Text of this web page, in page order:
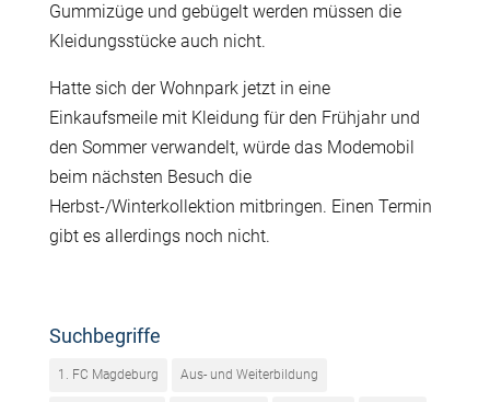
Gummizüge und gebügelt werden müssen die
Kleidungsstücke auch nicht.
Hatte sich der Wohnpark jetzt in eine
Einkaufsmeile mit Kleidung für den Frühjahr und
den Sommer verwandelt, würde das Modemobil
beim nächsten Besuch die
Herbst-/Winterkollektion mitbringen. Einen Termin
gibt es allerdings noch nicht.
Suchbegriffe
1. FC Magdeburg Aus- und Weiterbildung